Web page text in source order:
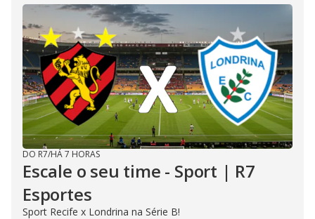
DO R7/HÁ 7 HORAS
Escale o seu time - Sport | R7
Esportes
Sport Recife x Londrina na Série B!